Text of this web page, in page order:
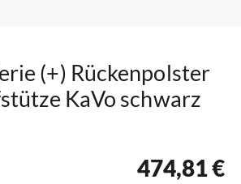
(+) Rückenpolster
KaVo schwarz
474,81 €